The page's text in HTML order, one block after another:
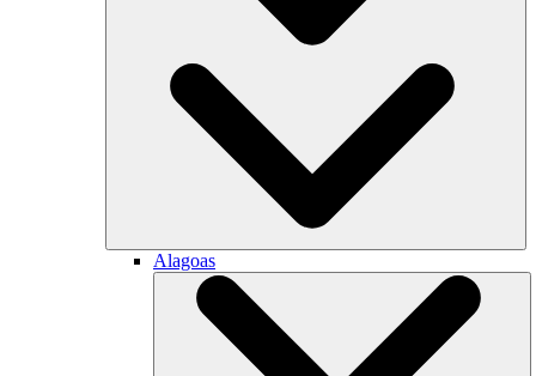
Alagoas